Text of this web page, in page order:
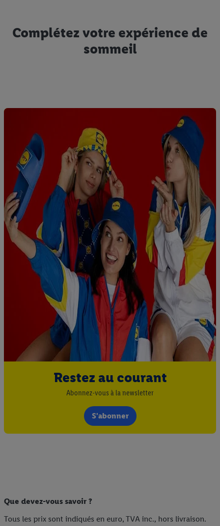
Complétez votre expérience de
sommeil
Restez au courant
Abonnez-vous à la newsletter
S'abonner
Que devez-vous savoir ?
Tous les prix sont indiqués en euro, TVA inc., hors livraison.